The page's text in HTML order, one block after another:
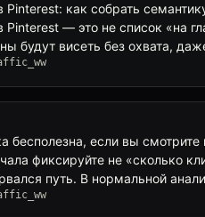
как собрать
— это не список «на
будут висеть без охвата,
бесполезна, если вы смотрите
фиксируйте не «сколько
путь. В нормальной